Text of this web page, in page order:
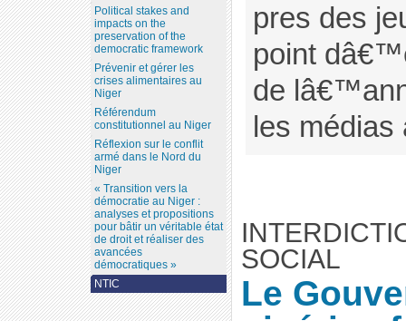
pres des
point
de
les
SOCIAL
Le
Political stakes and
impacts on the
preservation of the
democratic framework
Prévenir et gérer les
crises alimentaires au
Niger
Référendum
constitutionnel au Niger
Réflexion sur le conflit
armé dans le Nord du
Niger
« Transition vers la
démocratie au Niger :
analyses et propositions
pour bâtir un véritable état
de droit et réaliser des
avancées
démocratiques »
NTIC